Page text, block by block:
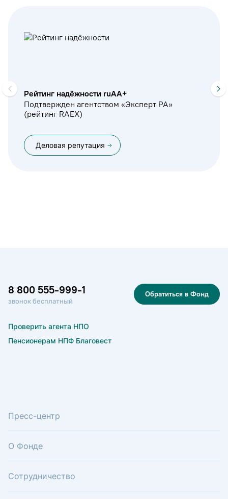
Рейтинг надёжности ruAA+
Подтвержден агентством «Эксперт РА»
(рейтинг RAEX)
Деловая репутация
8 800 555-999-1
звонок бесплатный
Обратиться в Фонд
Проверить агента НПО
Пенсионерам НПФ Благовест
Пресс-центр
О Фонде
Сотрудничество